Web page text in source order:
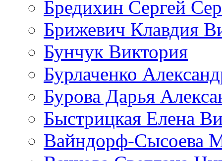
Бредихин Сергей
Брижевич Клавдия
Бунчук Виктория
Бурлаченко
Бурова Дарья
Быстрицкая Елена
Вайндорф-Сысоева